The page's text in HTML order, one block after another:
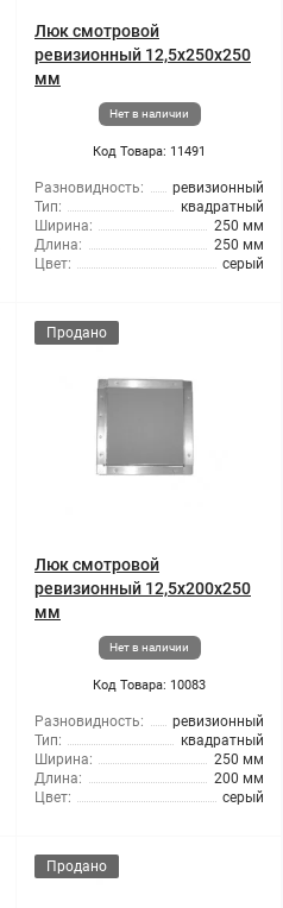
Люк смотровой
ревизионный 12,5x250x250
мм
Нет в наличии
Код Товара: 11491
Разновидность:
ревизионный
Тип:
квадратный
Ширина:
250 мм
Длина:
250 мм
Цвет:
серый
Продано
Люк смотровой
ревизионный 12,5x200x250
мм
Нет в наличии
Код Товара: 10083
Разновидность:
ревизионный
Тип:
квадратный
Ширина:
250 мм
Длина:
200 мм
Цвет:
серый
Продано